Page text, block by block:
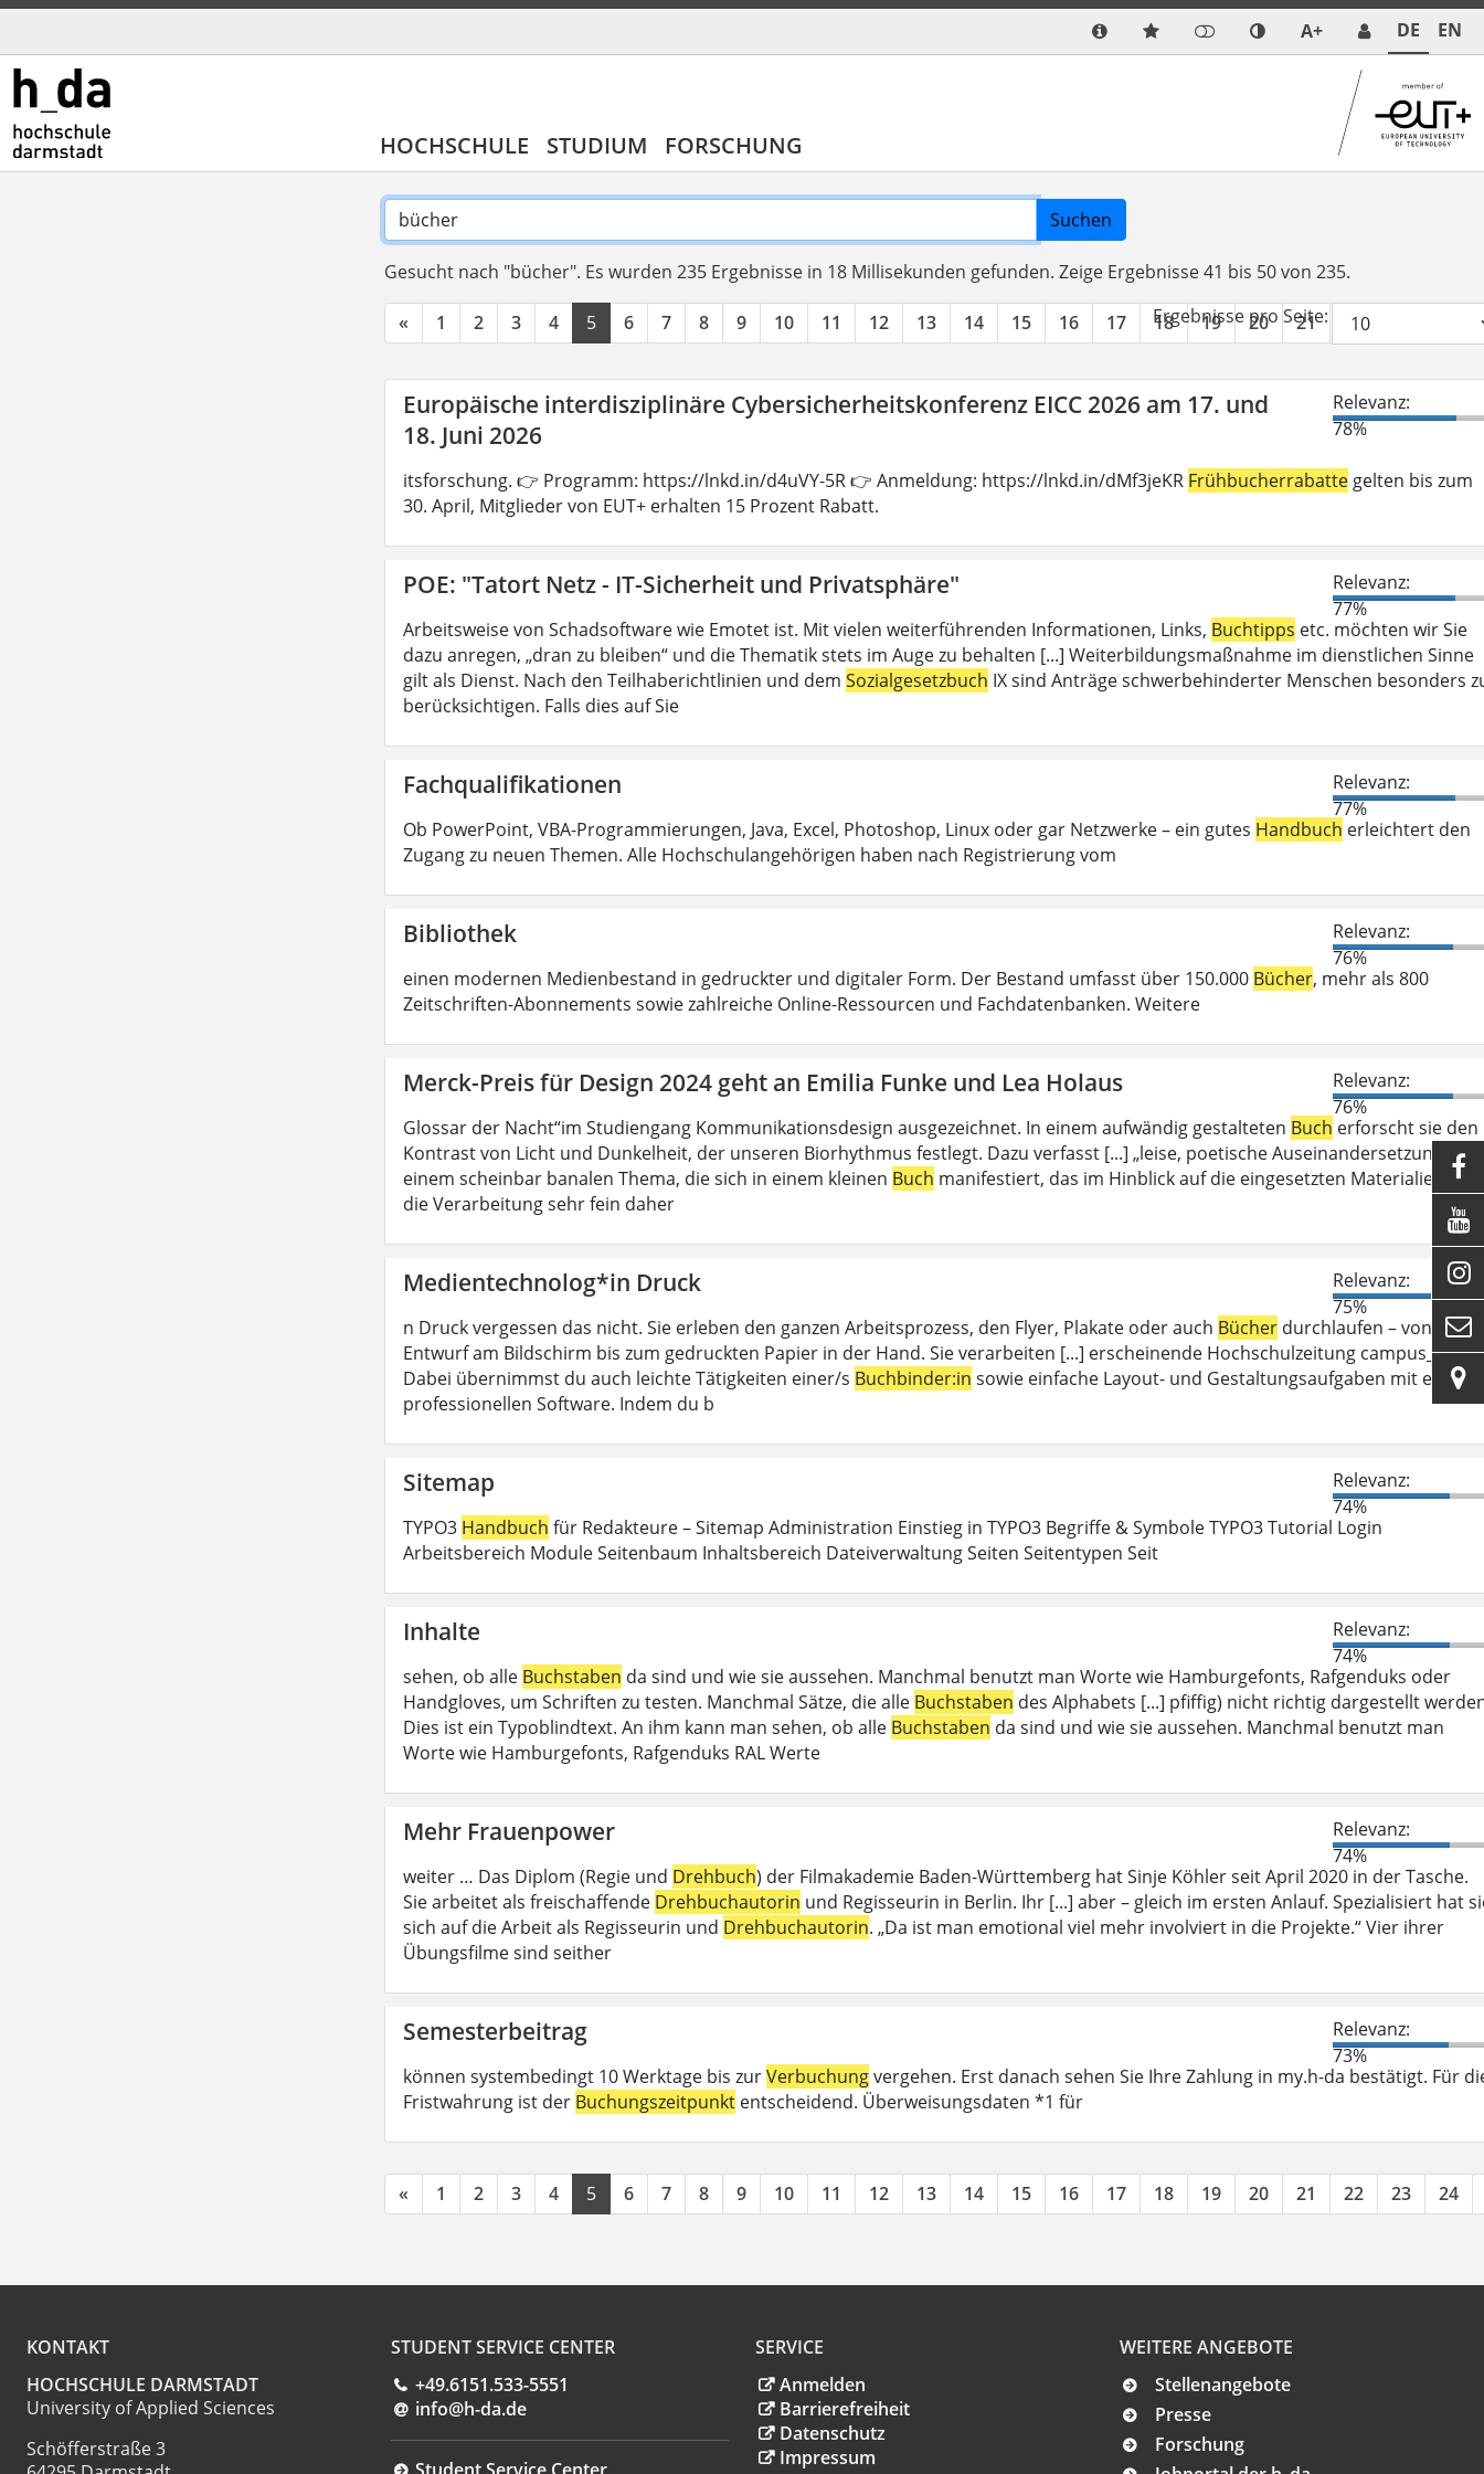
A+ DE EN
HOCHSCHULE STUDIUM FORSCHUNG
Suchen
Gesucht nach "bücher". Es wurden 235 Ergebnisse in 18 Millisekunden gefunden. Zeige Ergebnisse 41 bis 50 von 235.
« 1 2 3 4 5 6 7 8 9 10 11 12 13 14 15 16 17 18 19 20 21 22
Ergebnisse pro Seite:
Europäische interdisziplinäre Cybersicherheitskonferenz EICC 2026 am 17. und
18. Juni 2026
Relevanz:
78%
itsforschung. 👉 Programm: https://lnkd.in/d4uVY-5R 👉 Anmeldung: https://lnkd.in/dMf3jeKR Frühbucherrabatte gelten bis zum
30. April, Mitglieder von EUT+ erhalten 15 Prozent Rabatt.
POE: "Tatort Netz - IT-Sicherheit und Privatsphäre"
Relevanz:
77%
Arbeitsweise von Schadsoftware wie Emotet ist. Mit vielen weiterführenden Informationen, Links, Buchtipps etc. möchten wir Sie
dazu anregen, „dran zu bleiben“ und die Thematik stets im Auge zu behalten [...] Weiterbildungsmaßnahme im dienstlichen Sinne
gilt als Dienst. Nach den Teilhaberichtlinien und dem Sozialgesetzbuch IX sind Anträge schwerbehinderter Menschen besonders
berücksichtigen. Falls dies auf Sie
Fachqualifikationen
Relevanz:
77%
Ob PowerPoint, VBA-Programmierungen, Java, Excel, Photoshop, Linux oder gar Netzwerke – ein gutes Handbuch erleichtert den
Zugang zu neuen Themen. Alle Hochschulangehörigen haben nach Registrierung vom
Bibliothek
Relevanz:
76%
einen modernen Medienbestand in gedruckter und digitaler Form. Der Bestand umfasst über 150.000 Bücher, mehr als 800
Zeitschriften-Abonnements sowie zahlreiche Online-Ressourcen und Fachdatenbanken. Weitere
Merck-Preis für Design 2024 geht an Emilia Funke und Lea Holaus
Relevanz:
76%
Glossar der Nacht“im Studiengang Kommunikationsdesign ausgezeichnet. In einem aufwändig gestalteten Buch erforscht sie den
Kontrast von Licht und Dunkelheit, der unseren Biorhythmus festlegt. Dazu verfasst [...] „leise, poetische Auseinandersetzung mit
einem scheinbar banalen Thema, die sich in einem kleinen Buch manifestiert, das im Hinblick auf die eingesetzten Materialien und
die Verarbeitung sehr fein daher
Medientechnolog*in Druck
Relevanz:
75%
n Druck vergessen das nicht. Sie erleben den ganzen Arbeitsprozess, den Flyer, Plakate oder auch Bücher durchlaufen – von dem
Entwurf am Bildschirm bis zum gedruckten Papier in der Hand. Sie verarbeiten [...] erscheinende Hochschulzeitung campus_d.
Dabei übernimmst du auch leichte Tätigkeiten einer/s Buchbinder:in sowie einfache Layout- und Gestaltungsaufgaben mit einer
professionellen Software. Indem du b
Sitemap
Relevanz:
74%
TYPO3 Handbuch für Redakteure – Sitemap Administration Einstieg in TYPO3 Begriffe & Symbole TYPO3 Tutorial Login
Arbeitsbereich Module Seitenbaum Inhaltsbereich Dateiverwaltung Seiten Seitentypen Seit
Inhalte
Relevanz:
74%
sehen, ob alle Buchstaben da sind und wie sie aussehen. Manchmal benutzt man Worte wie Hamburgefonts, Rafgenduks oder
Handgloves, um Schriften zu testen. Manchmal Sätze, die alle Buchstaben des Alphabets [...] pfiffig) nicht richtig dargestellt
Dies ist ein Typoblindtext. An ihm kann man sehen, ob alle Buchstaben da sind und wie sie aussehen. Manchmal benutzt man
Worte wie Hamburgefonts, Rafgenduks RAL Werte
Mehr Frauenpower
Relevanz:
74%
weiter … Das Diplom (Regie und Drehbuch) der Filmakademie Baden-Württemberg hat Sinje Köhler seit April 2020 in der Tasche.
Sie arbeitet als freischaffende Drehbuchautorin und Regisseurin in Berlin. Ihr [...] aber – gleich im ersten Anlauf. Spezialisiert hat
sich auf die Arbeit als Regisseurin und Drehbuchautorin. „Da ist man emotional viel mehr involviert in die Projekte.“ Vier ihrer
Übungsfilme sind seither
Semesterbeitrag
Relevanz:
73%
können systembedingt 10 Werktage bis zurVerbuchungvergehen. Erst danach sehen Sie Ihre Zahlung in my.h-da bestätigt. Für
Fristwahrung ist der Buchungszeitpunkt entscheidend. Überweisungsdaten *1 für
« 1 2 3 4 5 6 7 8 9 10 11 12 13 14 15 16 17 18 19 20 21 22 23 24
KONTAKT
HOCHSCHULE DARMSTADT
University of Applied Sciences
Schöfferstraße 3
STUDENT SERVICE CENTER
+49.6151.533-5551
info@h-da.de
SERVICE
Anmelden
Barrierefreiheit
Datenschutz
Impressum
WEITERE ANGEBOTE
Stellenangebote
Presse
Forschung




